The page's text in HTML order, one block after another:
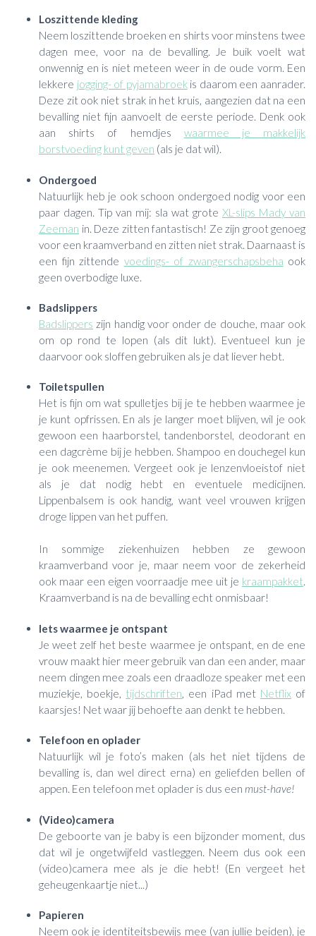
Loszittende kleding
Neem loszittende broeken en shirts voor minstens twee
dagen mee, voor na de bevalling. Je buik voelt wat
onwennig en is niet meteen weer in de oude vorm. Een
lekkere jogging- of pyjamabroekis daarom een aanrader.
Deze zit ook niet strak in het kruis, aangezien dat na een
bevalling niet fijn aanvoelt de eerste periode. Denk ook
aan shirts of hemdjes waarmee je makkelijk
borstvoeding kunt geven (als je dat wil).
Ondergoed
Natuurlijk heb je ook schoon ondergoed nodig voor een
paar dagen. Tip van mij: sla wat grote XL-slips Mady van
Zeeman in. Deze zitten fantastisch! Ze zijn groot genoeg
voor een kraamverband en zitten niet strak. Daarnaast is
een fijn zittende voedings- of zwangerschapsbeha ook
geen overbodige luxe.
Badslippers
Badslippers zijn handig voor onder de douche, maar ook
om op rond te lopen (als dit lukt). Eventueel kun je
daarvoor ook sloffen gebruiken als je dat liever hebt.
Toiletspullen
Het is fijn om wat spulletjes bij je te hebben waarmee je
je kunt opfrissen. En als je langer moet blijven, wil je ook
gewoon een haarborstel, tandenborstel, deodorant en
een dagcrème bij je hebben. Shampoo en douchegel kun
je ook meenemen. Vergeet ook je lenzenvloeistof niet
als je dat nodig hebt en eventuele medicijnen.
Lippenbalsem is ook handig, want veel vrouwen krijgen
droge lippen van het puffen.
In sommige ziekenhuizen hebben ze gewoon
kraamverband voor je, maar neem voor de zekerheid
ook maar een eigen voorraadje mee uit je kraampakket.
Kraamverband is na de bevalling echt onmisbaar!
Iets waarmee je ontspant
Je weet zelf het beste waarmee je ontspant, en de ene
vrouw maakt hier meer gebruik van dan een ander, maar
neem dingen mee zoals een draadloze speaker met een
muziekje, boekje, tijdschriften, een iPad met Netflixof
kaarsjes! Net waar jij behoefte aan denkt te hebben.
Telefoon en oplader
Natuurlijk wil je foto’s maken (als het niet tijdens de
bevalling is, dan wel direct erna) en geliefden bellen of
appen. Een telefoon met oplader is dus een must-have!
(Video)camera
De geboorte van je baby is een bijzonder moment, dus
dat wil je ongetwijfeld vastleggen. Neem dus ook een
(video)camera mee als je die hebt! (En vergeet het
geheugenkaartje niet...)
Papieren
Neem ook je identiteitsbewijs mee (van jullie beiden), je